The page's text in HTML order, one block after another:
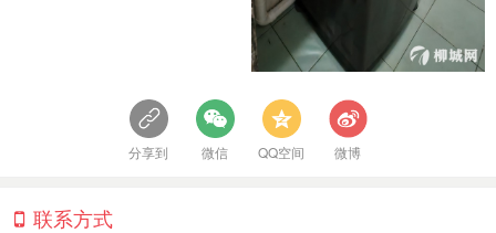
分享到 微信 QQ空间 微博
联系方式